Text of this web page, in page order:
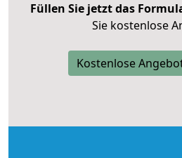
Füllen Sie jetzt das
Sie kostenlose
Kostenlose